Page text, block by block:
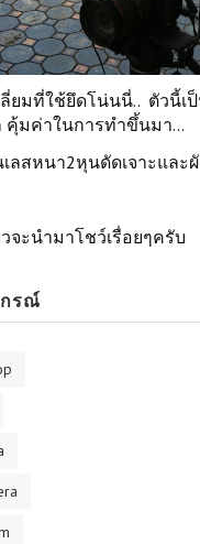
ลี่ยมที่ใช้ยึดโน่นนี่.. ตัวนี้เ
คุ้มค่าในการทำขึ้นมา...
ลสหนา2หุนดัดเจาะและ
จะนำมาโชว์เรื่อยๆครับ
รณ์